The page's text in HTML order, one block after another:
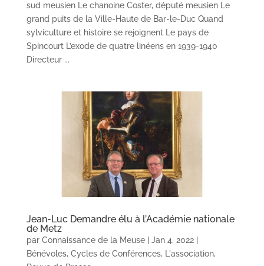
sud meusien Le chanoine Coster, député meusien Le
grand puits de la Ville-Haute de Bar-le-Duc Quand
sylviculture et histoire se rejoignent Le pays de
Spincourt L’exode de quatre linéens en 1939-1940
Directeur ...
Jean-Luc Demandre élu à l’Académie nationale
de Metz
par Connaissance de la Meuse| Jan 4, 2022|
Bénévoles, Cycles de Conférences, L'association,